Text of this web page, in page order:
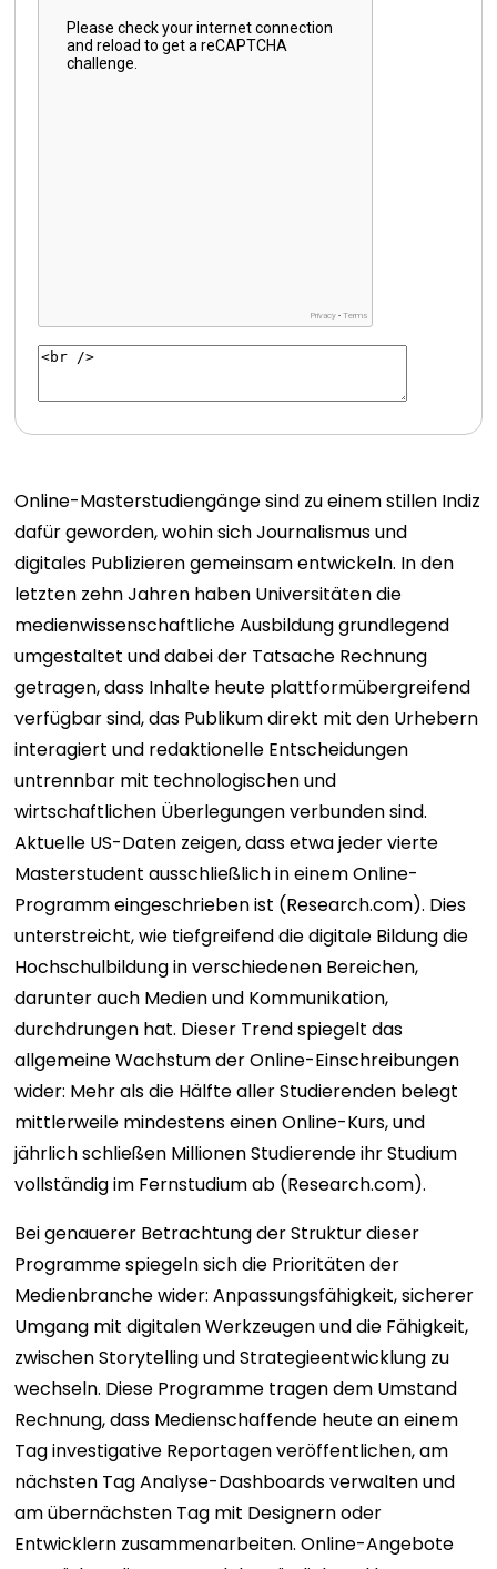
Online-Masterstudiengänge sind zu einem stillen Indiz
dafür geworden, wohin sich Journalismus und
digitales Publizieren gemeinsam entwickeln. In den
letzten zehn Jahren haben Universitäten die
medienwissenschaftliche Ausbildung grundlegend
umgestaltet und dabei der Tatsache Rechnung
getragen, dass Inhalte heute plattformübergreifend
verfügbar sind, das Publikum direkt mit den Urhebern
interagiert und redaktionelle Entscheidungen
untrennbar mit technologischen und
wirtschaftlichen Überlegungen verbunden sind.
Aktuelle US-Daten zeigen, dass etwa jeder vierte
Masterstudent ausschließlich in einem Online-
Programm eingeschrieben ist (Research.com). Dies
unterstreicht, wie tiefgreifend die digitale Bildung die
Hochschulbildung in verschiedenen Bereichen,
darunter auch Medien und Kommunikation,
durchdrungen hat. Dieser Trend spiegelt das
allgemeine Wachstum der Online-Einschreibungen
wider: Mehr als die Hälfte aller Studierenden belegt
mittlerweile mindestens einen Online-Kurs, und
jährlich schließen Millionen Studierende ihr Studium
vollständig im Fernstudium ab (Research.com).
Bei genauerer Betrachtung der Struktur dieser
Programme spiegeln sich die Prioritäten der
Medienbranche wider: Anpassungsfähigkeit, sicherer
Umgang mit digitalen Werkzeugen und die Fähigkeit,
zwischen Storytelling und Strategieentwicklung zu
wechseln. Diese Programme tragen dem Umstand
Rechnung, dass Medienschaffende heute an einem
Tag investigative Reportagen veröffentlichen, am
nächsten Tag Analyse-Dashboards verwalten und
am übernächsten Tag mit Designern oder
Entwicklern zusammenarbeiten. Online-Angebote